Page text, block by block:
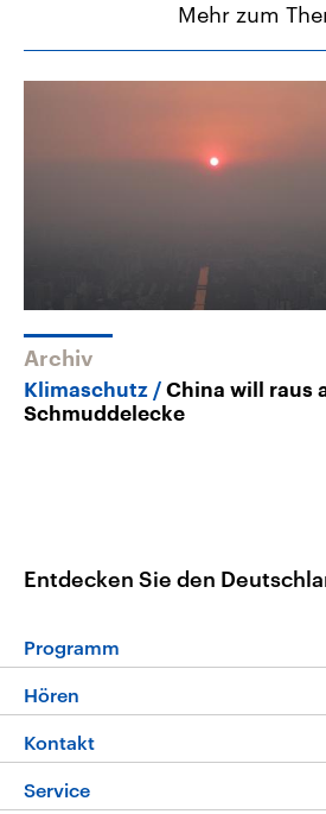
Mehr zum
Archiv
Klimaschutz
China will raus
Schmuddelecke
Entdecken Sie den
Programm
Programm
Die Nachrichten
Nachrichtenleicht
Hören
Livestream
Kontakt
Hörerservice
Service